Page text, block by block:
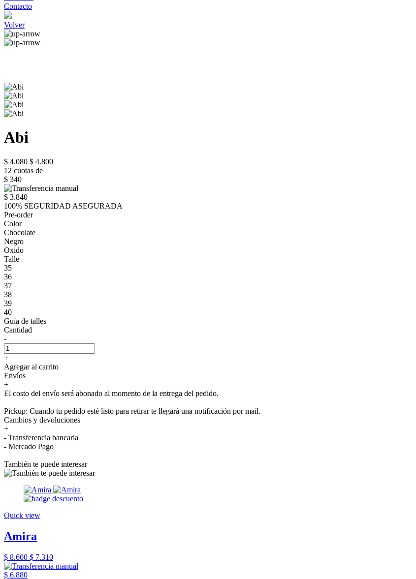
Contacto
Volver
Abi
$ 4.080 $ 4.800
12 cuotas de
$ 340
$ 3.840
100% SEGURIDAD ASEGURADA
Pre-order
Color
Chocolate
Negro
Oxido
Talle
35
36
37
38
39
40
Guía de talles
Cantidad
-
+
Agregar al carrito
Envíos
+
El costo del envío será abonado al momento de la entrega del pedido.
Pickup: Cuando tu pedido esté listo para retirar te llegará una notificación por mail.
Cambios y devoluciones
+
- Transferencia bancaria
- Mercado Pago
También te puede interesar
Quick view
Amira
$ 8.600 $ 7.310
$ 6.880